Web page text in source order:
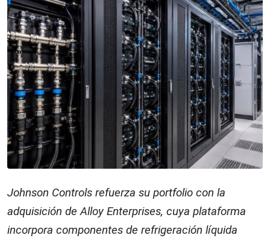
Johnson Controls refuerza su portfolio con la
adquisición de Alloy Enterprises, cuya plataforma
incorpora componentes de refrigeración líquida